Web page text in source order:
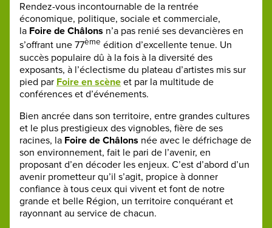
Rendez-vous incontournable de la rentrée
économique, politique, sociale et commerciale,
la Foire de Châlons n’a pas renié ses devancières en
s’offrant une 77ème édition d’excellente tenue. Un
succès populaire dû à la fois à la diversité des
exposants, à l’éclectisme du plateau d’artistes mis sur
pied par Foire en scène et par la multitude de
conférences et d’événements.
Bien ancrée dans son territoire, entre grandes cultures
et le plus prestigieux des vignobles, fière de ses
racines, la Foire de Châlons née avec le défrichage de
son environnement, fait le pari de l’avenir, en
proposant d’en décoder les enjeux. C’est d’abord d’un
avenir prometteur qu’il s’agit, propice à donner
confiance à tous ceux qui vivent et font de notre
grande et belle Région, un territoire conquérant et
rayonnant au service de chacun.